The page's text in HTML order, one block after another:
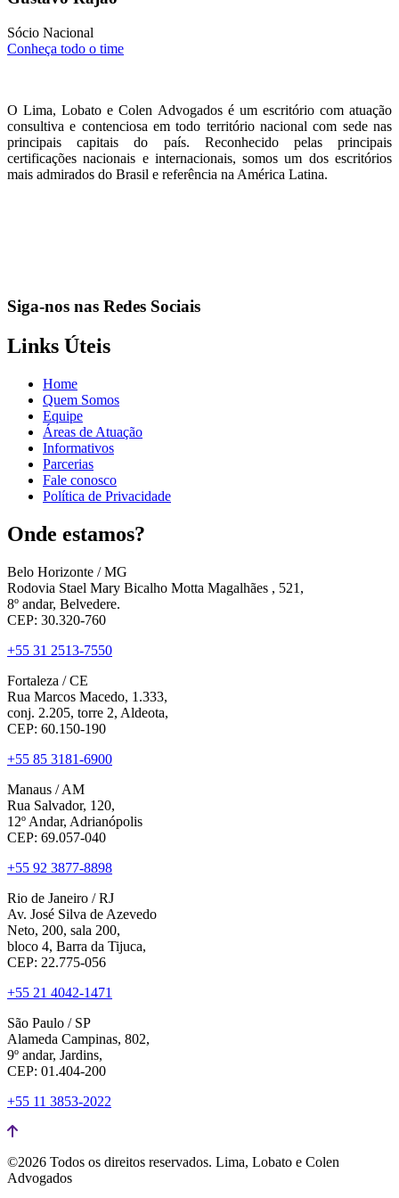
Sócio Nacional
Conheça todo o time
O Lima, Lobato e Colen Advogados é um escritório com atuação
consultiva e contenciosa em todo território nacional com sede nas
principais capitais do país. Reconhecido pelas principais
certificações nacionais e internacionais, somos um dos escritórios
mais admirados do Brasil e referência na América Latina.
Siga-nos nas Redes Sociais
Links Úteis
Home
Quem Somos
Equipe
Áreas de Atuação
Informativos
Parcerias
Fale conosco
Política de Privacidade
Onde estamos?
Belo Horizonte / MG
Rodovia Stael Mary Bicalho Motta Magalhães , 521,
8º andar, Belvedere.
CEP: 30.320-760
+55 31 2513-7550
Fortaleza / CE
Rua Marcos Macedo, 1.333,
conj. 2.205, torre 2, Aldeota,
CEP: 60.150-190
+55 85 3181-6900
Manaus / AM
Rua Salvador, 120,
12º Andar, Adrianópolis
CEP: 69.057-040
+55 92 3877-8898
Rio de Janeiro / RJ
Av. José Silva de Azevedo
Neto, 200, sala 200,
bloco 4, Barra da Tijuca,
CEP: 22.775-056
+55 21 4042-1471
São Paulo / SP
Alameda Campinas, 802,
9º andar, Jardins,
CEP: 01.404-200
+55 11 3853-2022
©2026 Todos os direitos reservados. Lima, Lobato e Colen
Advogados